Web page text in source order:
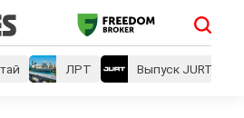
ЛРТ Выпуск JURT